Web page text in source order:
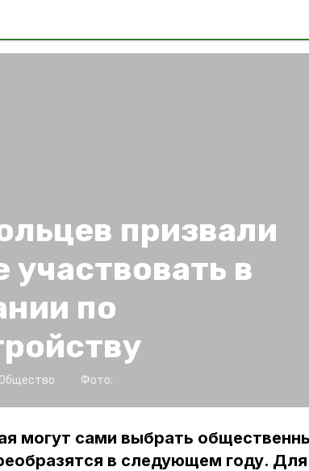
призвали
участвовать в
по
Общество Фото:
могут сами выбрать
в следующем году.